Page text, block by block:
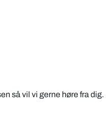
så vil vi gerne høre fra dig.